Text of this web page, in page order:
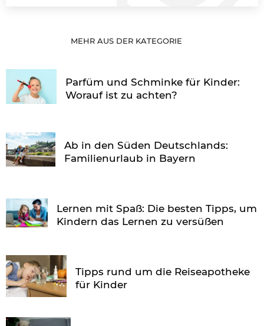
MEHR AUS DER KATEGORIE
Parfüm und Schminke für Kinder:
Worauf ist zu achten?
Ab in den Süden Deutschlands:
Familienurlaub in Bayern
Lernen mit Spaß: Die besten Tipps, um
Kindern das Lernen zu versüßen
Tipps rund um die Reiseapotheke
für Kinder